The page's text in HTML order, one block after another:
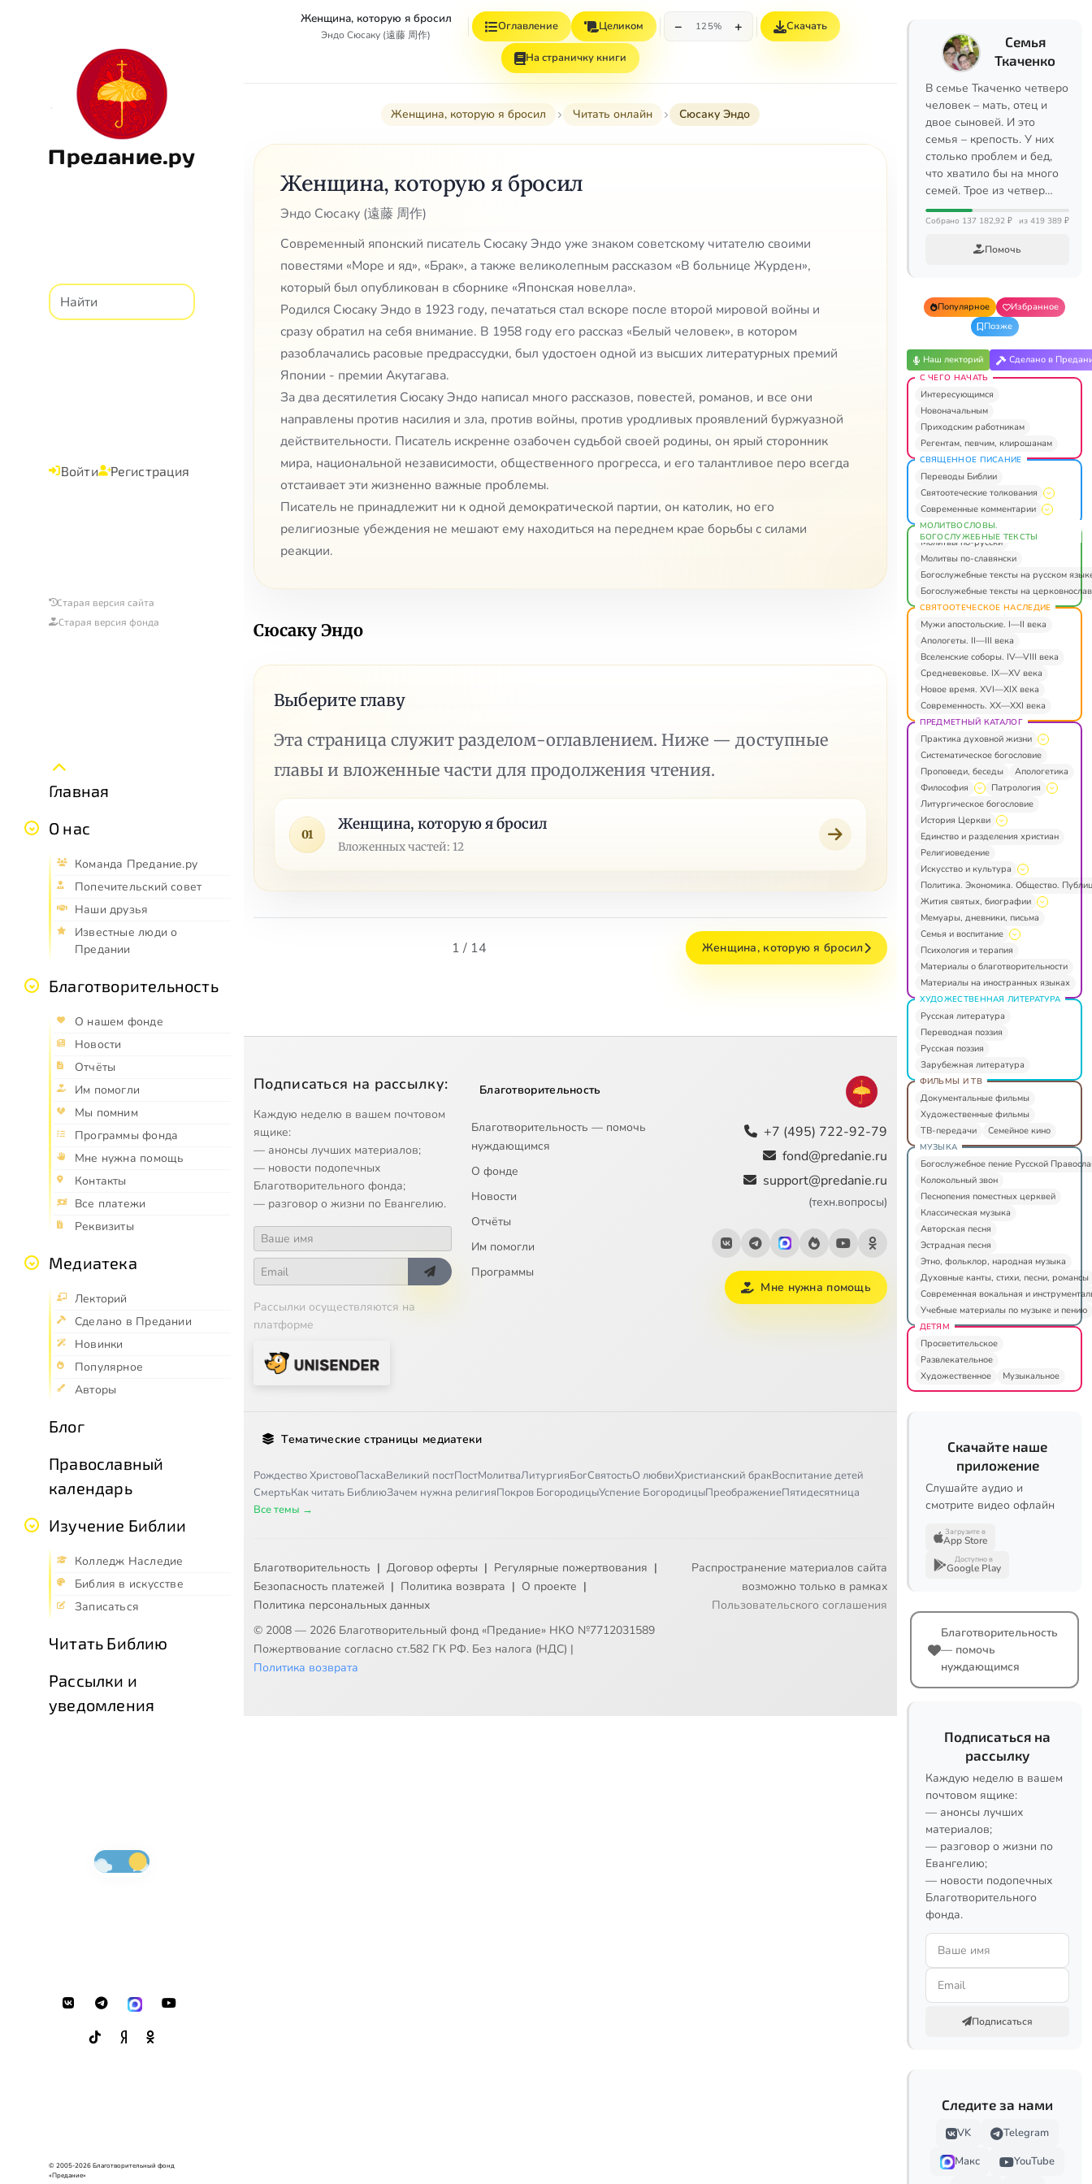
Предание.ру
Войти Регистрация
Старая версия сайта
Старая версия фонда
Главная
О нас
Команда Предание.ру
Попечительский совет
Наши друзья
Известные люди о
Предании
Благотворительность
О нашем фонде
Новости
Отчёты
Им помогли
Мы помним
Программы фонда
Мне нужна помощь
Контакты
Все платежи
Реквизиты
Медиатека
Лекторий
Сделано в Предании
Новинки
Популярное
Авторы
Блог
Православный
календарь
Изучение Библии
Колледж Наследие
Библия в искусстве
Записаться
Читать Библию
Рассылки и
уведомления
© 2005-2026 Благотворительный фонд
«Предание»
Женщина, которую я бросил
Эндо Сюсаку (遠藤 周作)
Оглавление Целиком − 125% + Скачать
На страничку книги
Женщина, которую я бросил Читать онлайн Сюсаку Эндо
Женщина, которую я бросил
Эндо Сюсаку (遠藤 周作)
Современный японский писатель Сюсаку Эндо уже знаком советскому читателю своими
повестями «Море и яд», «Брак», а также великолепным рассказом «В больнице Журден»,
который был опубликован в сборнике «Японская новелла».
Родился Сюсаку Эндо в 1923 году, печататься стал вскоре после второй мировой войны и
сразу обратил на себя внимание. В 1958 году его рассказ «Белый человек», в котором
разоблачались расовые предрассудки, был удостоен одной из высших литературных премий
Японии - премии Акутагава.
За два десятилетия Сюсаку Эндо написал много рассказов, повестей, романов, и все они
направлены против насилия и зла, против войны, против уродливых проявлений буржуазной
действительности. Писатель искренне озабочен судьбой своей родины, он ярый сторонник
мира, национальной независимости, общественного прогресса, и его талантливое перо всегда
отстаивает эти жизненно важные проблемы.
Писатель не принадлежит ни к одной демократической партии, он католик, но его
религиозные убеждения не мешают ему находиться на переднем крае борьбы с силами
реакции.
Сюсаку Эндо
Выберите главу
Эта страница служит разделом-оглавлением. Ниже — доступные
главы и вложенные части для продолжения чтения.
01
Женщина, которую я бросил
Вложенных частей: 12
1 / 14 Женщина, которую я бросил
Подписаться на рассылку:
Каждую неделю в вашем почтовом
ящике:
— анонсы лучших материалов;
— новости подопечных
Благотворительного фонда;
— разговор о жизни по Евангелию.
Рассылки осуществляются на
платформе
Благотворительность
Благотворительность — помочь
нуждающимся
О фонде
Новости
Отчёты
Им помогли
Программы
+7 (495) 722-92-79
fond@predanie.ru
support@predanie.ru
(техн.вопросы)
Мне нужна помощь
Тематические страницы медиатеки
Рождество ХристовоПасхаВеликий постПостМолитваЛитургияБогСвятостьО любвиХристианский бракВоспитание детей
СмертьКак читать БиблиюЗачем нужна религияПокров БогородицыУспение БогородицыПреображениеПятидесятница
Все темы →
Благотворительность | Договор оферты | Регулярные пожертвования |
Безопасность платежей | Политика возврата | О проекте |
Политика персональных данных
© 2008 — 2026 Благотворительный фонд «Предание» НКО №7712031589
Пожертвование согласно ст.582 ГК РФ. Без налога (НДС) |
Политика возврата
Распространение материалов сайта
возможно только в рамках
Пользовательского соглашения
Семья
Ткаченко
В семье Ткаченко четверо
человек – мать, отец и
двое сыновей. И это
семья – крепость. У них
столько проблем и бед,
что хватило бы на много
семей. Трое из четвер…
Собрано 137 182,92 ₽ из 419 389 ₽
Помочь
Популярное
Избранное
Позже
Наш лекторий Сделано в
С ЧЕГО НАЧАТЬ
Интересующимся
Новоначальным
Приходским работникам
Регентам, певчим, клирошанам
СВЯЩЕННОЕ ПИСАНИЕ
Переводы Библии
Святоотеческие толкования
Современные комментарии
МОЛИТВОСЛОВЫ.
БОГОСЛУЖЕБНЫЕ ТЕКСТЫ
Молитвы по-русски
Молитвы по-славянски
Богослужебные тексты на русском
Богослужебные тексты на
СВЯТООТЕЧЕСКОЕ НАСЛЕДИЕ
Мужи апостольские. I—II века
Апологеты. II—III века
Вселенские соборы. IV—VIII века
Средневековье. IX—XV века
Новое время. XVI—XIX века
Современность. XX—XXI века
ПРЕДМЕТНЫЙ КАТАЛОГ
Практика духовной жизни
Систематическое богословие
Проповеди, беседы
Апологетика
Философия
Патрология
Литургическое богословие
История Церкви
Единство и разделения христиан
Религиоведение
Искусство и культура
Политика. Экономика. Общество.
Жития святых, биографии
Мемуары, дневники, письма
Семья и воспитание
Психология и терапия
Материалы о благотворительности
Материалы на иностранных языках
ХУДОЖЕСТВЕННАЯ ЛИТЕРАТУРА
Русская литература
Переводная поэзия
Русская поэзия
Зарубежная литература
ФИЛЬМЫ И ТВ
Документальные фильмы
Художественные фильмы
ТВ-передачи
Семейное кино
МУЗЫКА
Богослужебное пение Русской
Колокольный звон
Песнопения поместных церквей
Классическая музыка
Авторская песня
Эстрадная песня
Этно, фольклор, народная музыка
Духовные канты, стихи, песни, романсы
Современная вокальная и
Учебные материалы по музыке и пению
ДЕТЯМ
Просветительское
Развлекательное
Художественное
Музыкальное
Скачайте наше
приложение
Слушайте аудио и
смотрите видео офлайн
Загрузите в
App Store
Доступно в
Google Play
Благотворительность
— помочь
нуждающимся
Подписаться на
рассылку
Каждую неделю в вашем
почтовом ящике:
— анонсы лучших
материалов;
— разговор о жизни по
Евангелию;
— новости подопечных
Благотворительного
фонда.
Подписаться
Следите за нами
VK
Telegram
Макс
YouTube